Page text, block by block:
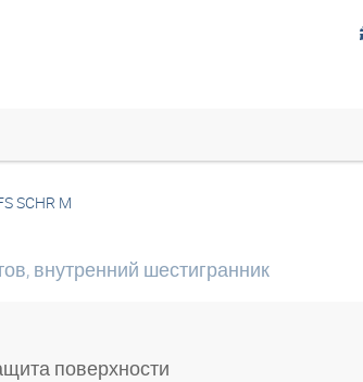
SCHR M
внутренний шестигранник
поверхности